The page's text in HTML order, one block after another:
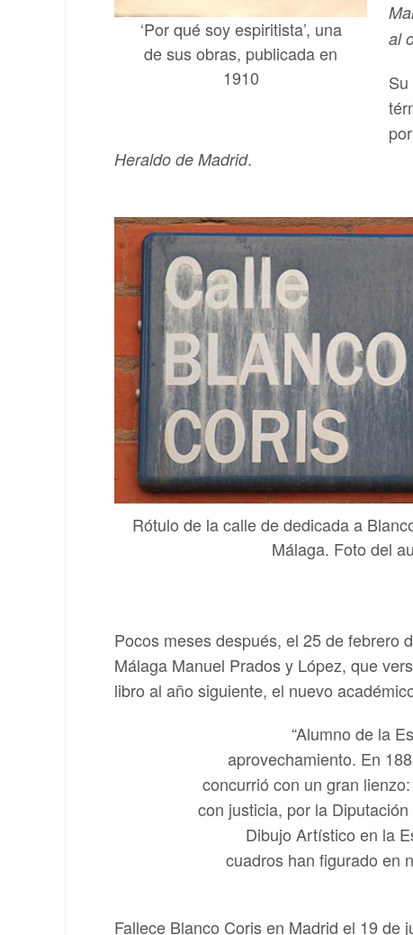
‘Por qué soy espiritista’, una
de sus obras, publicada en
1910
al
Heraldo de Madrid.
Rótulo de la calle de dedicada a
Málaga. Foto del
Pocos meses después, el 25 de febrero
Málaga Manuel Prados y López, que
libro al año siguiente, el nuevo
“Alumno de la
aprovechamiento. En
concurrió con un gran
con justicia, por la
Dibujo Artístico en la
cuadros han figurado en
Fallece Blanco Coris en Madrid el 19 de